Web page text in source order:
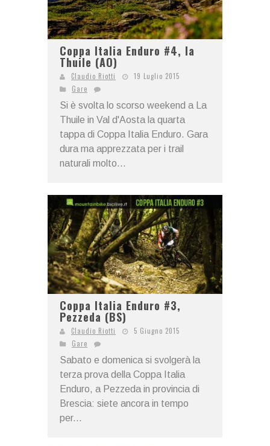
Coppa Italia Enduro #4, la
Thuile (AO)
Claudio Riotti
19 Luglio 2015
Gare
Si è svolta lo scorso weekend a La
Thuile in Val d'Aosta la quarta
tappa di Coppa Italia Enduro. Gara
dura ma apprezzata per i trail
naturali molto...
Coppa Italia Enduro #3,
Pezzeda (BS)
Claudio Riotti
5 Giugno 2015
Gare
Sabato e domenica si svolgerà la
terza prova della Coppa Italia
Enduro, a Pezzeda in provincia di
Brescia: siete ancora in tempo
per...